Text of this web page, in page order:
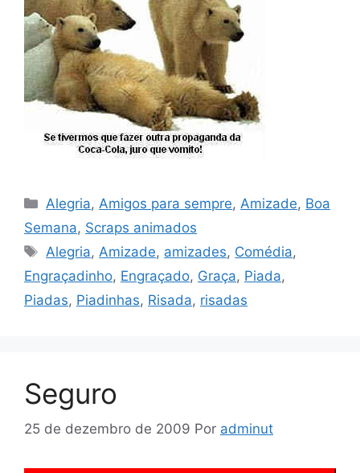
Categorias
Alegria, Amigos para sempre, Amizade, Boa
Semana, Scraps animados
Tags
Alegria, Amizade, amizades, Comédia,
Engraçadinho, Engraçado, Graça, Piada,
Piadas, Piadinhas, Risada, risadas
Seguro
25 de dezembro de 2009 Por adminut